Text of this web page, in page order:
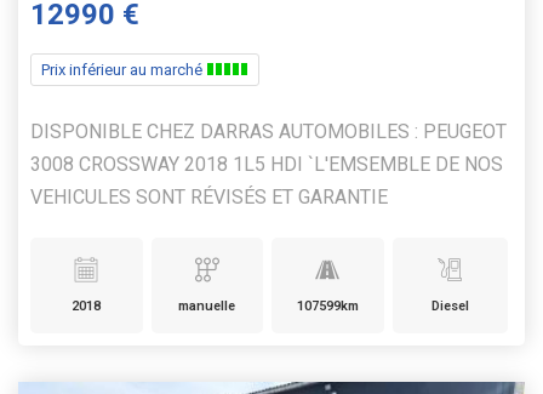
12990 €
Prix inférieur au marché
DISPONIBLE CHEZ DARRAS AUTOMOBILES : PEUGEOT
3008 CROSSWAY 2018 1L5 HDI `L'EMSEMBLE DE NOS
VEHICULES SONT RÉVISÉS ET GARANTIE
2018 manuelle 107599km Diesel